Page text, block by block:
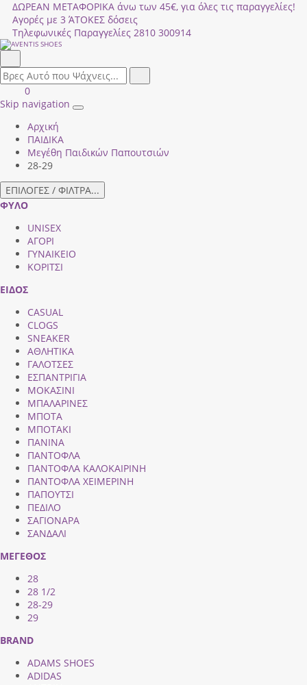
ΔΩΡΕΑΝ ΜΕΤΑΦΟΡΙΚΑ άνω των 45€, για όλες τις παραγγελίες!
Αγορές με 3 ΆΤΟΚΕΣ δόσεις
Τηλεφωνικές Παραγγελίες 2810 300914
field.search
Είσοδος
|
ΚΑΛΑΘΙ
ΑΓΟΡΩΝ
0
Skip navigation
Toggle
Αρχική
ΠΑΙΔΙΚΑ
Μεγέθη Παιδικών Παπουτσιών
28-29
ΕΠΙΛΟΓΕΣ / ΦΙΛΤΡΑ...
ΦΥΛΟ
UNISEX
ΑΓΟΡΙ
ΓΥΝΑΙΚΕΙΟ
ΚΟΡΙΤΣΙ
ΕΙΔΟΣ
CASUAL
CLOGS
SNEAKER
ΑΘΛΗΤΙΚΑ
ΓΑΛΟΤΣΕΣ
ΕΣΠΑΝΤΡΙΓΙΑ
ΜΟΚΑΣΙΝΙ
ΜΠΑΛΑΡΙΝΕΣ
ΜΠΟΤΑ
ΜΠΟΤΑΚΙ
ΠΑΝΙΝΑ
ΠΑΝΤΟΦΛΑ
ΠΑΝΤΟΦΛΑ ΚΑΛΟΚΑΙΡΙΝΗ
ΠΑΝΤΟΦΛΑ ΧΕΙΜΕΡΙΝΗ
ΠΑΠΟΥΤΣΙ
ΠΕΔΙΛΟ
ΣΑΓΙΟΝΑΡΑ
ΣΑΝΔΑΛΙ
ΜΕΓΕΘΟΣ
28
28 1/2
28-29
29
BRAND
ADAMS SHOES
ADIDAS